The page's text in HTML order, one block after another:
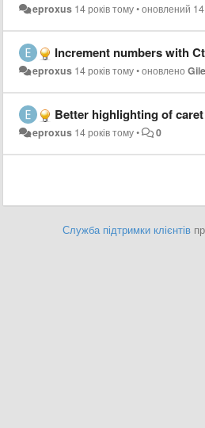
eproxus 14 років тому•оновлений
Increment numbers with Ctrl+A and
eproxus 14 років тому•оновлено
Better highlighting of caret and
eproxus 14 років тому• 0
Служба підтримки клієнтів